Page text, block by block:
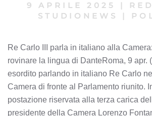
9 APRILE 2025 |
STUDIONEWS
|
Re Carlo III parla in italiano alla
rovinare la lingua di DanteRoma, 9 apr.
esordito parlando in italiano Re Carlo
Camera di fronte al Parlamento riunito.
postazione riservata alla terza carica
presidente della Camera Lorenzo